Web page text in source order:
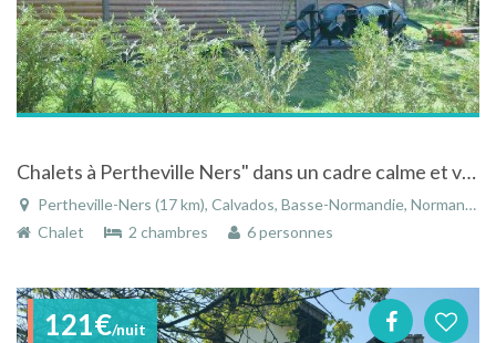
Chalets à Pertheville Ners" dans un cadre calme et verdoyant entourés de forêt et d'étangs de pêche.
Pertheville-Ners (17 km), Calvados, Basse-Normandie, Normandie, France
Chalet
2 chambres 6 personnes
121€/nuit